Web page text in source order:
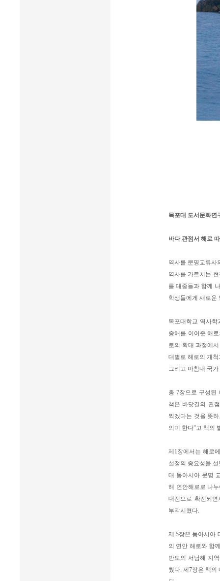
목포대 도서문화연
바다 관점서 해로
역사를 문명교류사
역사를 가르치는
를 대중들과 함께
학생들에게 새로운
목포대학교 역사
중해를 이어준 해
로의 확대 과정에
대별로 해로의 개
그리고 마침내 국
총 7장으로 구성된
책은 바닷길의 관
찍겠다는 것을 뜻
의미 한다”고 책의
제1장에서는 해로
설정의 중요성을
대 동아시아 문명
해 연안해로로 나
대전으로 확전되
부각시켰다.
제 5장은 동아시아
의 연안 해로와 함
반도의 서남해 지
뤘다. 제7장은 책